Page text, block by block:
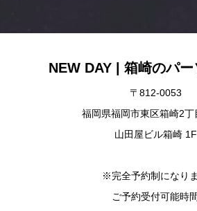
NEW DAY | 箱崎のパ
〒812-0053
福岡県福岡市東区箱崎2丁
山田屋ビル箱崎 1F
※完全予約制になり
ご予約受付可能時間